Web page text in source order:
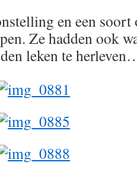
en een
Ze hadden ook
leken te